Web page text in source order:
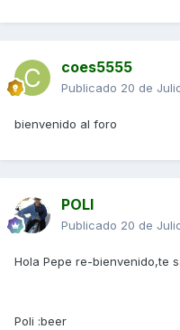
coes5555
Publicado 20 de
bienvenido al foro
POLI
Publicado 20 de
Hola Pepe re-bienvenido,te
Poli :beer